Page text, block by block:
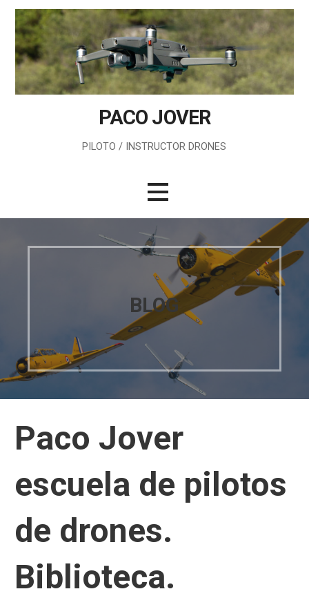
Saltar
contenido
PACO JOVER
PILOTO / INSTRUCTOR DRONES
BLOG
Paco Jover
escuela de pilotos
de drones.
Biblioteca.